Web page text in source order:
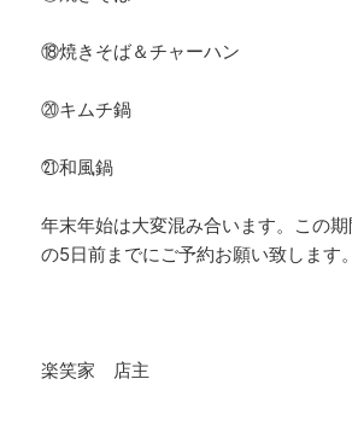
⑱焼きそば＆チャーハン
⑳キムチ鍋
㉑和風鍋
年末年始は大変混み合います。この
の5日前までにご予約お願い致します。
楽笑家 店主